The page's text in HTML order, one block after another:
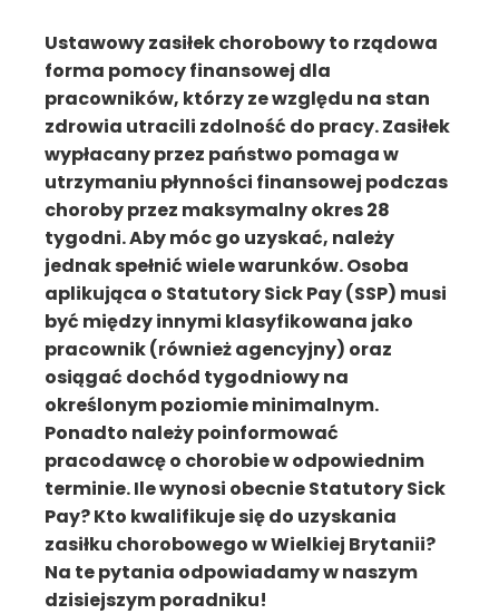
Ustawowy zasiłek chorobowy to rządowa
forma pomocy finansowej dla
pracowników, którzy ze względu na stan
zdrowia utracili zdolność do pracy. Zasiłek
wypłacany przez państwo pomaga w
utrzymaniu płynności finansowej podczas
choroby przez maksymalny okres 28
tygodni. Aby móc go uzyskać, należy
jednak spełnić wiele warunków. Osoba
aplikująca o Statutory Sick Pay (SSP) musi
być między innymi klasyfikowana jako
pracownik (również agencyjny) oraz
osiągać dochód tygodniowy na
określonym poziomie minimalnym.
Ponadto należy poinformować
pracodawcę o chorobie w odpowiednim
terminie. Ile wynosi obecnie Statutory Sick
Pay? Kto kwalifikuje się do uzyskania
zasiłku chorobowego w Wielkiej Brytanii?
Na te pytania odpowiadamy w naszym
dzisiejszym poradniku!